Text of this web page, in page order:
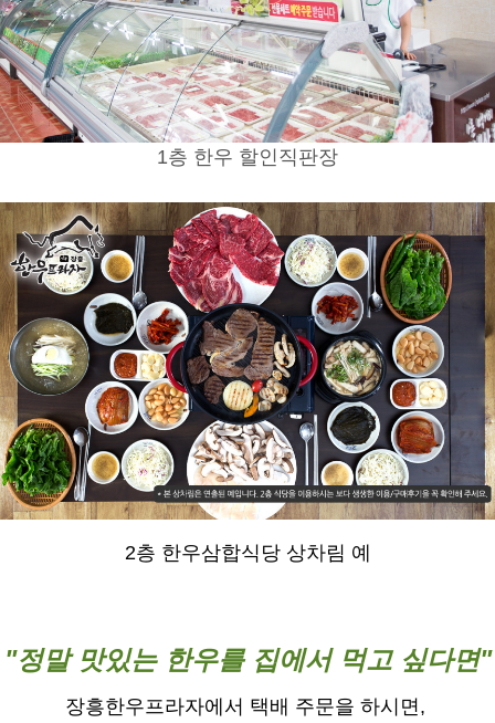
1층 한우 할인직판장
2층 한우삼합식당 상차림 예
"정말 맛있는 한우를 집에서 먹고 싶다면"
장흥한우프라자에서 택배 주문을 하시면,